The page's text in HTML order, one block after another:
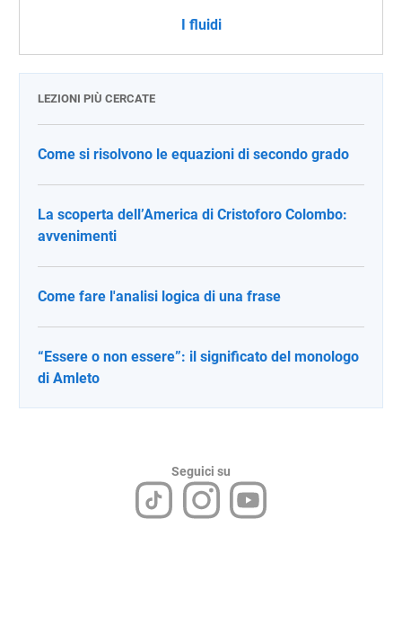
I fluidi
LEZIONI PIÙ CERCATE
Come si risolvono le equazioni di secondo grado
La scoperta dell’America di Cristoforo Colombo:
avvenimenti
Come fare l'analisi logica di una frase
“Essere o non essere”: il significato del monologo
di Amleto
Seguici su